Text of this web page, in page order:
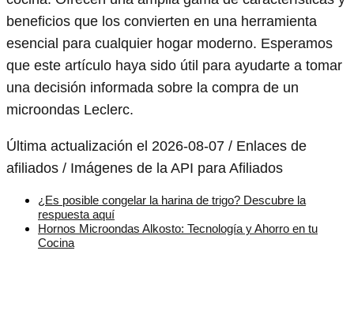
beneficios que los convierten en una herramienta
esencial para cualquier hogar moderno. Esperamos
que este artículo haya sido útil para ayudarte a tomar
una decisión informada sobre la compra de un
microondas Leclerc.
Última actualización el 2026-08-07 / Enlaces de
afiliados / Imágenes de la API para Afiliados
¿Es posible congelar la harina de trigo? Descubre la
respuesta aquí
Hornos Microondas Alkosto: Tecnología y Ahorro en tu
Cocina